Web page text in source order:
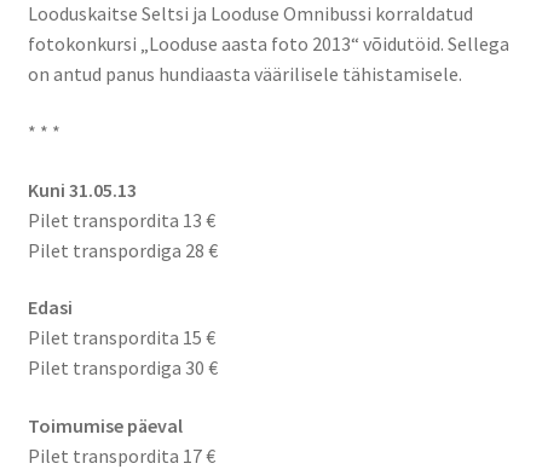
Looduskaitse Seltsi ja Looduse Omnibussi korraldatud
fotokonkursi „Looduse aasta foto 2013“ võidutöid. Sellega
on antud panus hundiaasta väärilisele tähistamisele.
* * *
Kuni 31.05.13
Pilet transpordita 13 €
Pilet transpordiga 28 €
Edasi
Pilet transpordita 15 €
Pilet transpordiga 30 €
Toimumise päeval
Pilet transpordita 17 €